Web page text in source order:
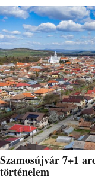
Szamosújvár 7+1
történelem